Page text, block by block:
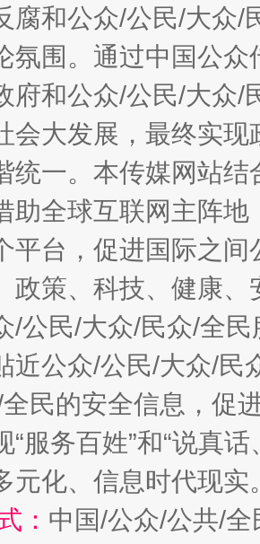
腐和公众/公民/大众
氛围。通过中国公
府和公众/公民/大众
会大发展，最终实
统一。本传媒网站
助全球互联网主阵
平台，促进国际之
政策、科技、健康
/公民/大众/民众/全
近公众/公民/大众/民
民的安全信息，促
“服务百姓”和“说真
元化、信息时代现实
： 中国/公众/公共/